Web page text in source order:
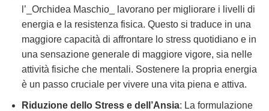
l’_Orchidea Maschio_ lavorano per migliorare i livelli di
energia e la resistenza fisica. Questo si traduce in una
maggiore capacità di affrontare lo stress quotidiano e in
una sensazione generale di maggiore vigore, sia nelle
attività fisiche che mentali. Sostenere la propria energia
è un passo cruciale per vivere una vita piena e attiva.
Riduzione dello Stress e dell’Ansia: La formulazione